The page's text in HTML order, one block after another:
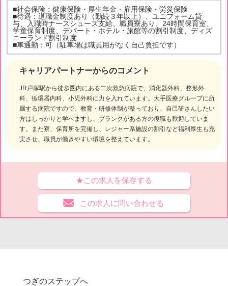
キャリアパートナーからのコメント
JR戸塚駅から徒歩圏内にある二次救急病院で、消化器外科、整形外
科、循環器内科、小児外科に力を入れています。大手医療グループに所
属する病院ですので、教育・研修体制が整っており、自己研さんしたい
方はしっかりと学べますし、ブランクがある方の復職も歓迎していま
す。また寮、保育所を完備し、レジャー系施設の割引など福利厚生も充
実させ、職員が働きやすい環境を整えています。
■社会保険：健康保険・厚生年金・雇用保険・労災保険
■待遇：退職金制度あり（勤続３年以上）、ユニフォーム貸
与、入職時ナースシューズ支給、職員寮あり、24時間保育室、
学童保育制度、デパート・ホテル・旅館等の割引制度、ディズ
ニーランド割引制度
■車通勤：可（駐車場は職員用がなく自己負担です）
★この求人を保存する
この求人に問い合わせる
つぎのステップへ